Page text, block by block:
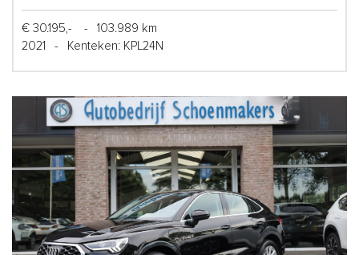
€ 30.195,- -
103.989 km
2021
- Kenteken: KPL24N